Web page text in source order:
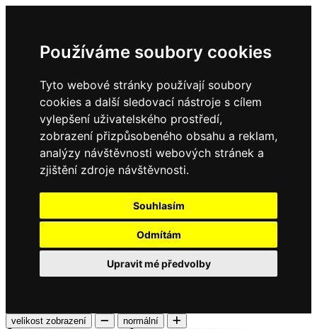
Používáme soubory cookies
Tyto webové stránky používají soubory
cookies a další sledovací nástroje s cílem
vylepšení uživatelského prostředí,
zobrazení přizpůsobeného obsahu a reklam,
analýzy návštěvnosti webových stránek a
zjištění zdroje návštěvnosti.
Souhlasím
Odmítám
Upravit mé předvolby
velikost zobrazení normální